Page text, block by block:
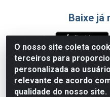
O nosso site coleta
terceiros para
personalizada ao
relevante de acordo
qualidade do nosso site.
Baixe já
Formas